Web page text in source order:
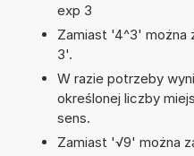
exp 3
Zamiast '4^3' można
3'.
W razie potrzeby
określonej liczby
sens.
Zamiast '√9' można